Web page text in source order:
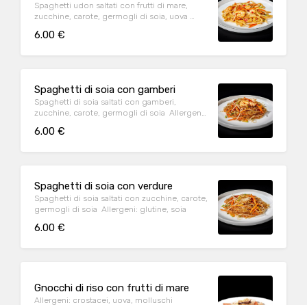
Spaghetti udon saltati con frutti di mare,
zucchine, carote, germogli di soia, uova
6.00 €
Spaghetti di soia con gamberi
Spaghetti di soia saltati con gamberi,
zucchine, carote, germogli di soia Allergeni:
6.00 €
Spaghetti di soia con verdure
Spaghetti di soia saltati con zucchine, carote,
germogli di soia Allergeni: glutine, soia
6.00 €
Gnocchi di riso con frutti di mare
Allergeni: crostacei, uova, molluschi